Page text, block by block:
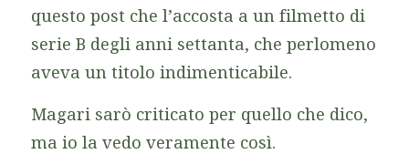
questo post che l’accosta a un filmetto di
serie B degli anni settanta, che perlomeno
aveva un titolo indimenticabile.
Magari sarò criticato per quello che dico,
ma io la vedo veramente così.